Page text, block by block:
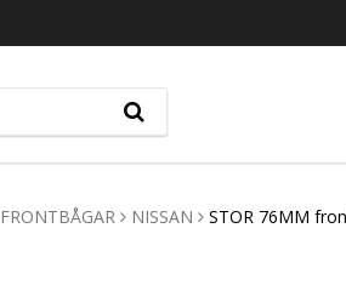
FRONTBÅGAR NISSAN
STOR 76MM